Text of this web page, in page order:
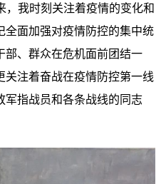
，我时刻关注着疫情的变化和
面加强对疫情防控的集中统
部、群众在危机面前团结一
注着奋战在疫情防控第一线
军指战员和各条战线的同志